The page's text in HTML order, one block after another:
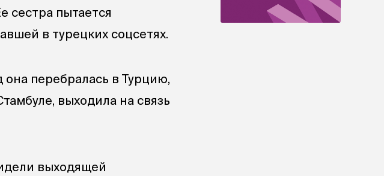
сестра пытается
в турецких соцсетях.
она перебралась в Турцию,
выходила на связь
выходящей